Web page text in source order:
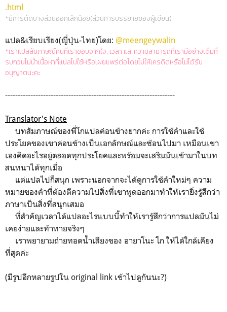
.html
*มีการตัดบางส่วนออกเล็กน้อย(ส่วนการบรรยายของผู้เขียน)
แปล&เรียบเรียง(ญี่ปุ่น-ไทย)โดย: @meengeywalin
*เราแปลสัมภาษณ์คนที่เราชอบจากใจ, เวลา และความสามารถที่เรามีอย่างเต็มที่
รบกวนไม่นำเนื้อหาที่แปลไปใช้หรือเผยแพร่ต่อโดยไม่ให้เครดิตหรือไม่ได้รับ
อนุญาตนะคะ
-------------------------------------------------------------------
Translator's Note
บทสัมภาษณ์ของพี่โกแปลค่อนข้างยากค่ะ การใช้คำและใช้
ประโยคของเขาค่อนข้างเป็นเอกลักษณ์และซ้อนไปมา เหมือนเขา
เองคิดอะไรอยู่ตลอดทุกประโยคและพร้อมจะเสริมมันเข้ามาในบท
สนทนาได้ทุกเมื่อ
แต่แปลไปก็สนุก เพราะนอกจากจะได้ดูการใช้คำใหม่ๆ ความ
หมายของคำที่ต้องตีความไปสิ่งที่เขาพูดออกมาทำให้เรายิ่งรู้สึกว่า
ภาษาเป็นสิ่งที่สนุกเสมอ
ที่สำคัญเวลาได้แปลอะไรแบบนี้ทำให้เรารู้สึกว่าการแปลมันไม่
เคยง่ายและท้าทายจริงๆ
เราพยายามถ่ายทอดน้ำเสียงของ อายาโนะ โก ให้ได้ใกล้เคียง
ที่สุดค่ะ
(มีรูปอีกหลายรูปใน original link เข้าไปดูกันนะ?)